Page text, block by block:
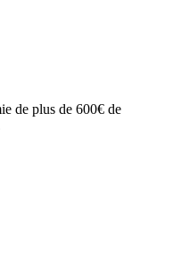
de plus de 600€ de